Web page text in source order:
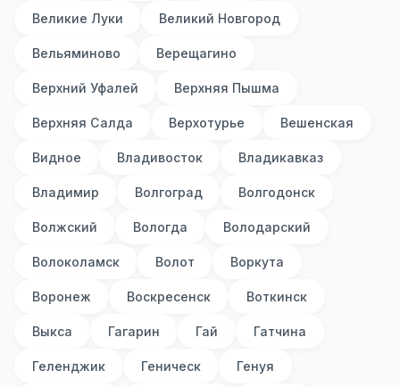
Великие Луки Великий Новгород
Вельяминово Верещагино
Верхний Уфалей Верхняя Пышма
Верхняя Салда Верхотурье Вешенская
Видное Владивосток Владикавказ
Владимир Волгоград Волгодонск
Волжский Вологда Володарский
Волоколамск Волот Воркута
Воронеж Воскресенск Воткинск
Выкса Гагарин Гай Гатчина
Геленджик Геническ Генуя